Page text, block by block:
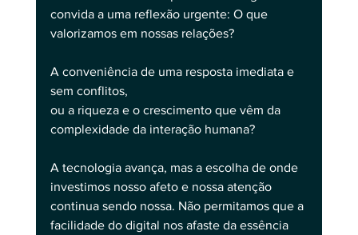
convida a uma reflexão urgente: O que
valorizamos em nossas relações?
A conveniência de uma resposta imediata e
sem conflitos,
ou a riqueza e o crescimento que vêm da
complexidade da interação humana?
A tecnologia avança, mas a escolha de onde
investimos nosso afeto e nossa atenção
continua sendo nossa. Não permitamos que a
facilidade do digital nos afaste da essência